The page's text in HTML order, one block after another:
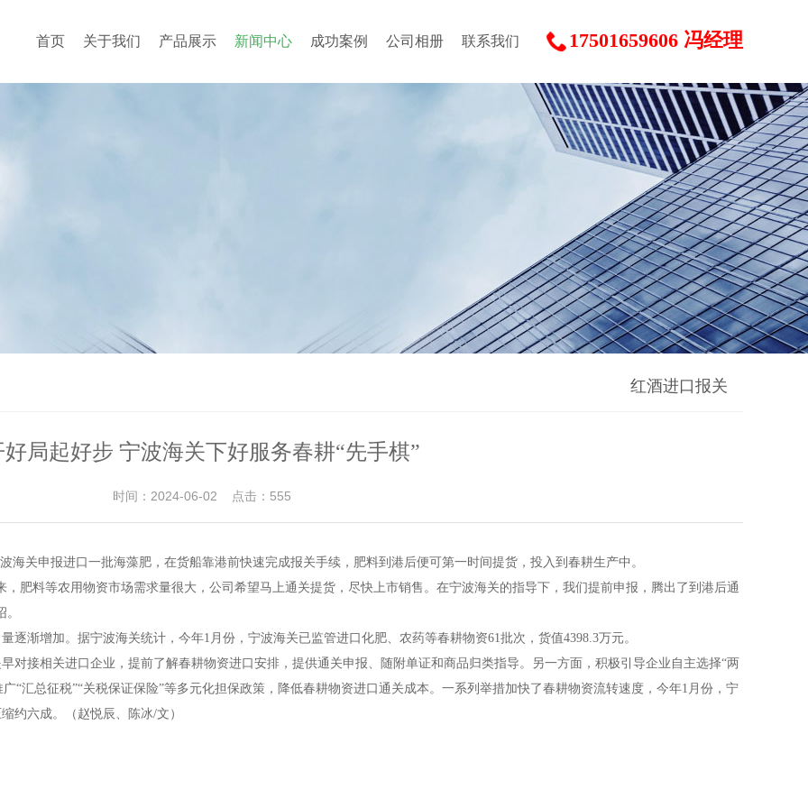
17501659606 冯经理
首页 关于我们 产品展示 新闻中心 成功案例 公司相册 联系我们
红酒进口报关
好局起好步 宁波海关下好服务春耕“先手棋”
时间：2024-06-02 点击：555
海关申报进口一批海藻肥，在货船靠港前快速完成报关手续，肥料到港后便可第一时间提货，投入到春耕生产中。
肥料等农用物资市场需求量很大，公司希望马上通关提货，尽快上市销售。在宁波海关的指导下，我们提前申报，腾出了到港后通
渐增加。据宁波海关统计，今年1月份，宁波海关已监管进口化肥、农药等春耕物资61批次，货值4398.3万元。
对接相关进口企业，提前了解春耕物资进口安排，提供通关申报、随附单证和商品归类指导。另一方面，积极引导企业自主选择“两
“汇总征税”“关税保证保险”等多元化担保政策，降低春耕物资进口通关成本。一系列举措加快了春耕物资流转速度，今年1月份，宁
约六成。（赵悦辰、陈冰/文）